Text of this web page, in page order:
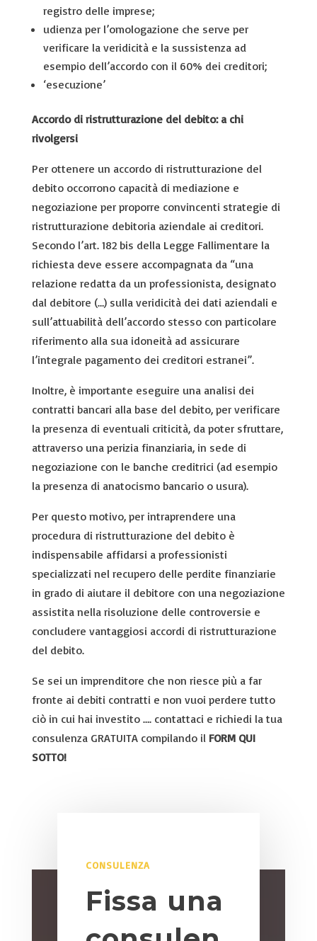
registro delle imprese;
udienza per l’omologazione che serve per
verificare la veridicità e la sussistenza ad
esempio dell’accordo con il 60% dei creditori;
‘esecuzione’
Accordo di ristrutturazione del debito: a chi
rivolgersi
Per ottenere un accordo di ristrutturazione del
debito occorrono capacità di mediazione e
negoziazione per proporre convincenti strategie di
ristrutturazione debitoria aziendale ai creditori.
Secondo l’art. 182 bis della Legge Fallimentare la
richiesta deve essere accompagnata da “una
relazione redatta da un professionista, designato
dal debitore (…) sulla veridicità dei dati aziendali e
sull’attuabilità dell’accordo stesso con particolare
riferimento alla sua idoneità ad assicurare
l’integrale pagamento dei creditori estranei”.
Inoltre, è importante eseguire una analisi dei
contratti bancari alla base del debito, per verificare
la presenza di eventuali criticità, da poter sfruttare,
attraverso una perizia finanziaria, in sede di
negoziazione con le banche creditrici (ad esempio
la presenza di anatocismo bancario o usura).
Per questo motivo, per intraprendere una
procedura di ristrutturazione del debito è
indispensabile affidarsi a professionisti
specializzati nel recupero delle perdite finanziarie
in grado di aiutare il debitore con una negoziazione
assistita nella risoluzione delle controversie e
concludere vantaggiosi accordi di ristrutturazione
del debito.
Se sei un imprenditore che non riesce più a far
fronte ai debiti contratti e non vuoi perdere tutto
ciò in cui hai investito …. contattaci e richiedi la tua
consulenza GRATUITA compilando il FORM QUI
SOTTO!
CONSULENZA
Fissa una